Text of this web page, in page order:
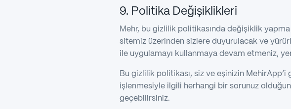
9. Politika Değişiklikleri
Mehr, bu gizlilik politikasında değişiklik
sitemiz üzerinden sizlere duyurulacak ve
ile uygulamayı kullanmaya devam etmeniz,
Bu gizlilik politikası, siz ve eşinizin MehirApp’i
işlenmesiyle ilgili herhangi bir sorunuz
geçebilirsiniz.